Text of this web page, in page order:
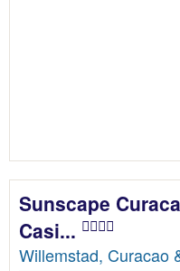
Sunscape
Casi...
Willemstad, Curacao